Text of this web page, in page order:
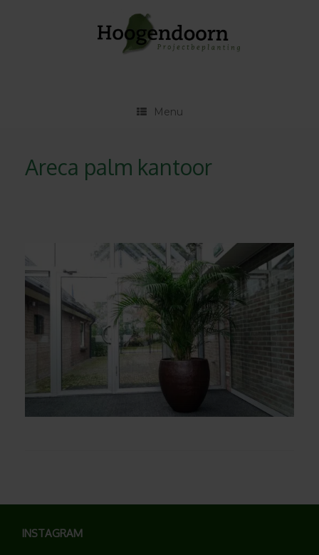
Menu
Areca palm kantoor
INSTAGRAM